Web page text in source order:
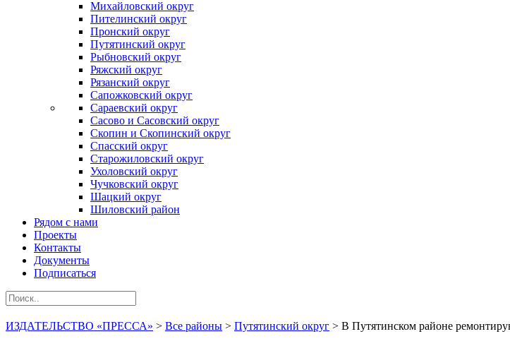
Михайловский округ
Пителинский округ
Пронский округ
Путятинский округ
Рыбновский округ
Ряжский округ
Рязанский округ
Сапожковский округ
Сараевский округ
Сасово и Сасовский округ
Скопин и Скопинский округ
Спасский округ
Старожиловский округ
Ухоловский округ
Чучковский округ
Шацкий округ
Шиловский район
Рядом с нами
Проекты
Контакты
Документы
Подписаться
ИЗДАТЕЛЬСТВО «ПРЕССА» > Все районы > Путятинский округ > В Путятинском районе